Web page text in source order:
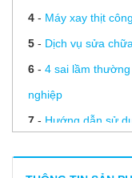
4- Máy xay thịt
5- Dịch vụ sửa
6- 4 sai lầm
nghiệp
7- Hướng dẫn sử
-Máy xay thịt